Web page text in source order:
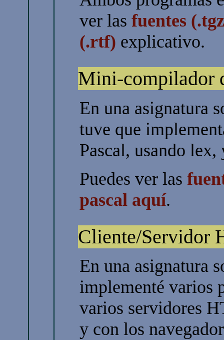
ver lasfuentes
(.rtf) explicativo.
Mini-compilador
En una asignatura
tuve que
Pascal, usando lex,
Puedes ver las
pascal aquí.
Cliente/Servidor
En una asignatura
implementé varios
varios servidores
y con los